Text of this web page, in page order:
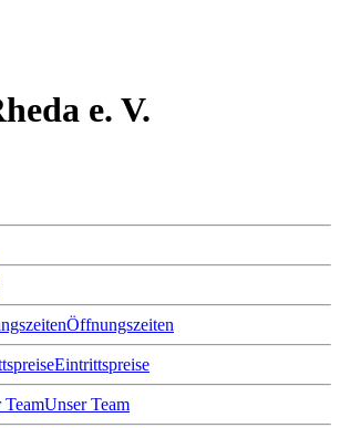
e. V.
Öffnungszeiten
Eintrittspreise
Unser Team